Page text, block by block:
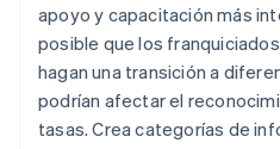
apoyo y capacitación más
posible que los
hagan una transición a
podrían afectar el
tasas. Crea categorías de